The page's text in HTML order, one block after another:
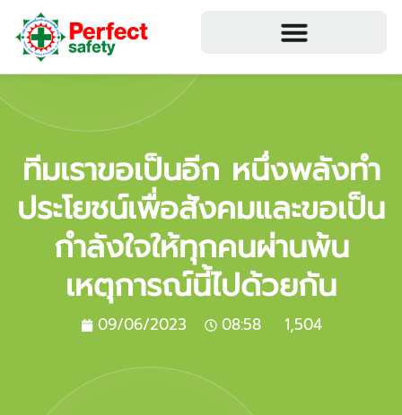
ทีมเราขอเป็นอีก หนึ่งพลังทำ
ประโยชน์เพื่อสังคมและขอเป็น
กำลังใจให้ทุกคนผ่านพ้น
เหตุการณ์นี้ไปด้วยกัน
09/06/2023 08:58 1,504